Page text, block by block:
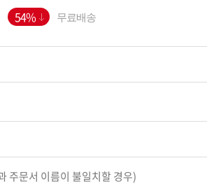
54% 무료배송